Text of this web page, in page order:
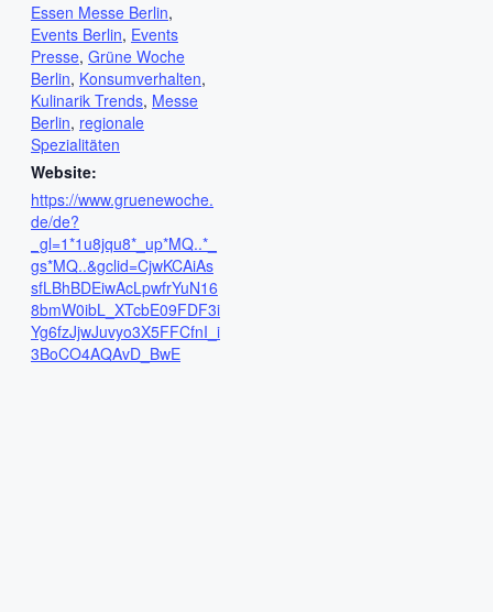
Essen Messe Berlin,
Events Berlin, Events
Presse, Grüne Woche
Berlin, Konsumverhalten,
Kulinarik Trends, Messe
Berlin, regionale
Spezialitäten
Website:
https://www.gruenewoche.
de/de?
_gl=1*1u8jqu8*_up*MQ..*_
gs*MQ..&gclid=CjwKCAiAs
sfLBhBDEiwAcLpwfrYuN16
8bmW0ibL_XTcbE09FDF3i
Yg6fzJjwJuvyo3X5FFCfnI_i
3BoCO4AQAvD_BwE